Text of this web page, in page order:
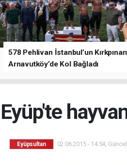
578 Pehlivan İstanbul’un Kırkpınarı
Arnavutköy’de Kol Bağladı
Eyüp'te
Eyüpsultan 02.06.2015 - 14:54,